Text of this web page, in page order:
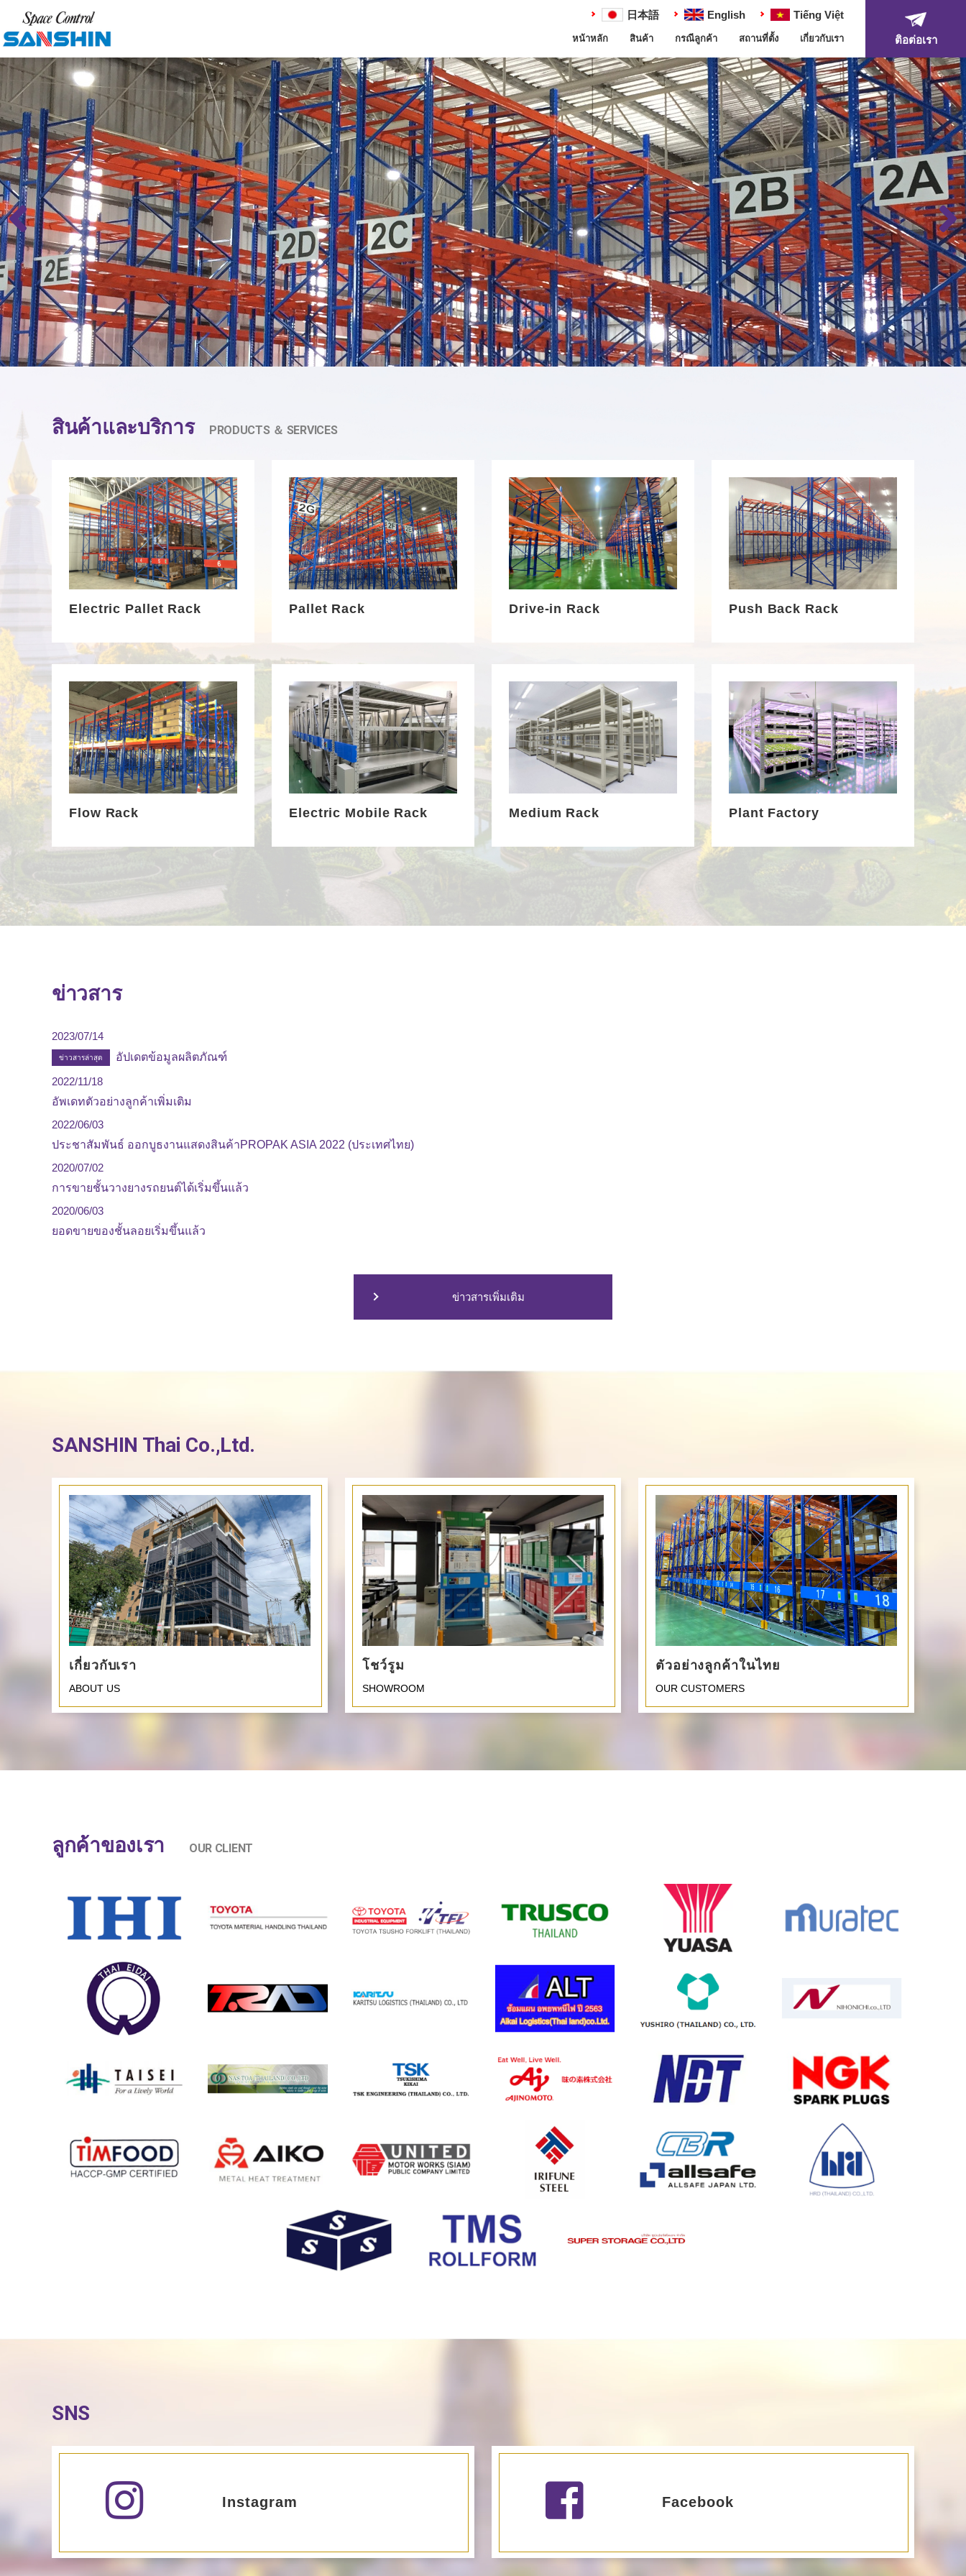
日本語 English Tiếng Việt
หน้าหลัก สินค้า กรณีลูกค้า สถานที่ตั้ง เกี่ยวกับเรา ติอต่อเรา
Previous Next
สินค้าและบริการ PRODUCTS ＆ SERVICES
Electric Pallet Rack Pallet Rack Drive-in Rack Push Back Rack
Flow Rack Electric Mobile Rack Medium Rack Plant Factory
ข่าวสาร
2023/07/14
ข่าวสารล่าสุด อัปเดตข้อมูลผลิตภัณฑ์
2022/11/18
อัพเดทตัวอย่างลูกค้าเพิ่มเติม
2022/06/03
ประชาสัมพันธ์ ออกบูธงานแสดงสินค้าPROPAK ASIA 2022 (ประเทศไทย)
2020/07/02
การขายชั้นวางยางรถยนต์ได้เริ่มขึ้นแล้ว
2020/06/03
ยอดขายของชั้นลอยเริ่มขึ้นแล้ว
ข่าวสารเพิ่มเติม
SANSHIN Thai Co.,Ltd.
เกี่ยวกับเรา
ABOUT US
โชว์รูม
SHOWROOM
ตัวอย่างลูกค้าในไทย
OUR CUSTOMERS
ลูกค้าของเรา OUR CLIENT
SNS
Instagram Facebook